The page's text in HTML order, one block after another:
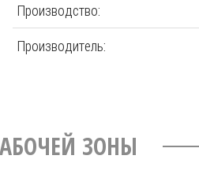
Производство:
Производитель:
ЗОНЫ